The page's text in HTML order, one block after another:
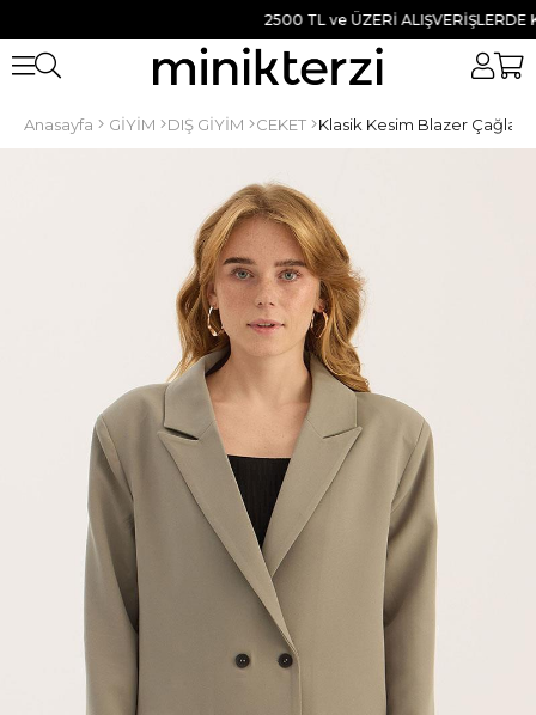
2500 TL ve ÜZERİ ALIŞVERİŞLERDE
Anasayfa GİYİM DIŞ GİYİM CEKET Klasik Kesim Blazer Çağla